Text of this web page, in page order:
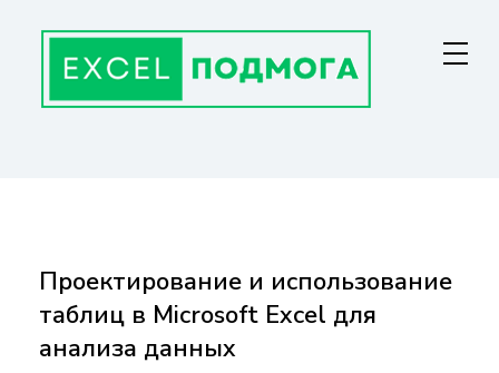
содержанию
Проектирование и использование
таблиц в Microsoft Excel для
анализа данных